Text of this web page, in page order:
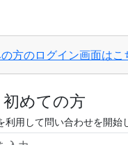
方のログイン画面はこ
初めての方
利用して問い合わせを開始